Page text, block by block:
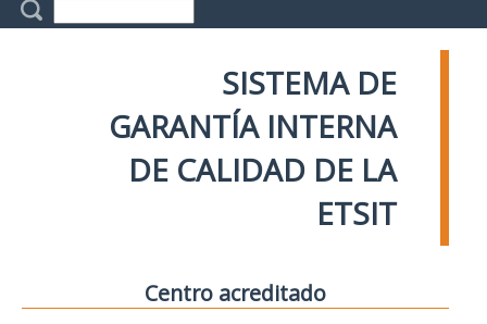
SISTEMA DE
GARANTÍA INTERNA
DE CALIDAD DE LA
ETSIT
Centro acreditado